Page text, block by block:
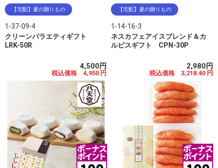
【宅配】夏の贈りもの
1-37-09-4
クリーンバラエティギフト
LRK-50R
4,500円
税込価格 4,950 円
【宅配】夏の贈りもの
1-14-16-3
ネスカフェアイスブレンド＆カ
ルピスギフト CPN-30P
2,980円
税込価格 3,218.40 円